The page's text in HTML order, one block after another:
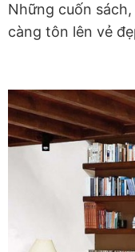
Những cuốn
càng tôn lên vẻ